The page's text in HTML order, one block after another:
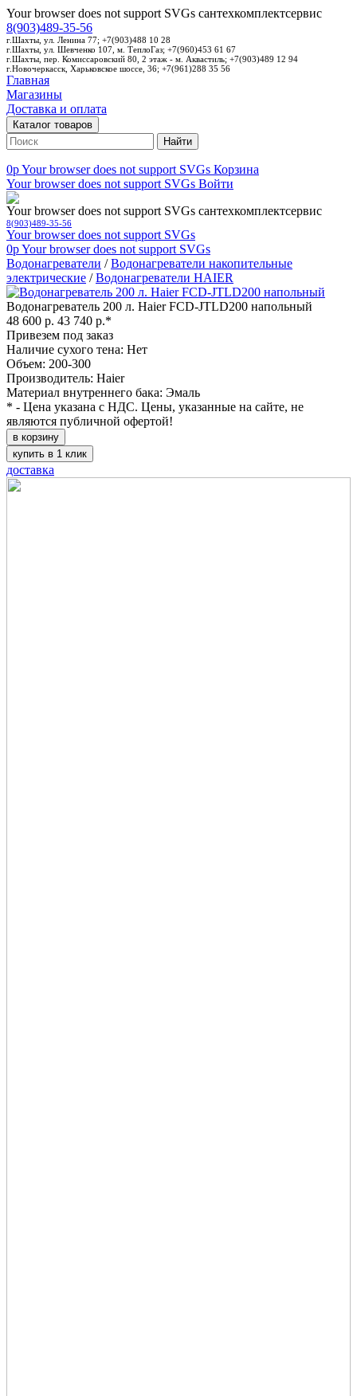
Your browser does not support SVGs сантехкомплектсервис
8(903)489-35-56
г.Шахты, ул. Ленина 77; +7(903)488 10 28
г.Шахты, ул. Шевченко 107, м. ТеплоГаз; +7(960)453 61 67
г.Шахты, пер. Комиссаровский 80, 2 этаж - м. Аквастиль; +7(903)489 12 94
г.Новочеркасск, Харьковское шоссе, 36; +7(961)288 35 56
Главная
Магазины
Доставка и оплата
Каталог товаров
Найти
0pYour browser does not support SVGs Корзина
Your browser does not support SVGs Войти
Your browser does not support SVGs сантехкомплектсервис
8(903)489-35-56
Your browser does not support SVGs
0pYour browser does not support SVGs
Водонагреватели /Водонагреватели накопительные
электрические /Водонагреватели HAIER
Водонагреватель 200 л. Haier FCD-JTLD200 напольный
48 600 р. 43 740 р.*
Привезем под заказ
Наличие сухого тена: Нет
Объем: 200-300
Производитель: Haier
Материал внутреннего бака: Эмаль
* - Цена указана с НДС. Цены, указанные на сайте, не
являются публичной офертой!
в корзину
купить в 1 клик
доставка